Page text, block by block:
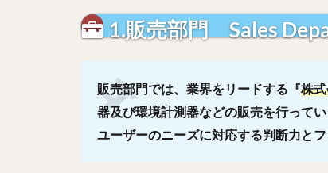
1.販売部門 Sales
販売部門では、業界をリードする『株
器及び環境計測器などの販売を行ってい
ユーザーのニーズに対応する判断力と